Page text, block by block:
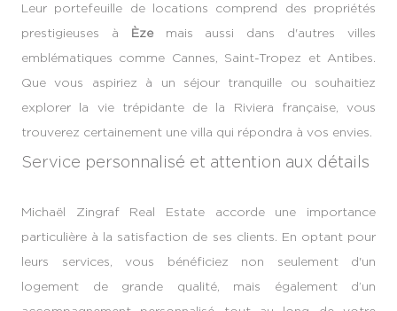
Leur portefeuille de locations comprend des propriétés
prestigieuses à Èzemais aussi dans d'autres villes
emblématiques comme Cannes, Saint-Tropez et Antibes.
Que vous aspiriez à un séjour tranquille ou souhaitiez
explorer la vie trépidante de la Riviera française, vous
trouverez certainement une villa qui répondra à vos envies.
Service personnalisé et attention aux détails
Michaël Zingraf Real Estate accorde une importance
particulière à la satisfaction de ses clients. En optant pour
leurs services, vous bénéficiez non seulement d'un
logement de grande qualité, mais également d’un